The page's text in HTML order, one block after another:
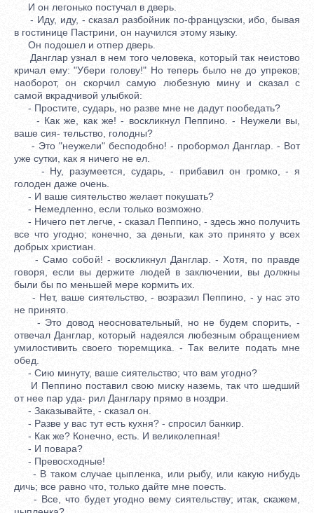
И он легонько постучал в дверь.
- Иду, иду, - сказал разбойник по-французски, ибо, бывая
в гостинице Пастрини, он научился этому языку.
Он подошел и отпер дверь.
Данглар узнал в нем того человека, который так неистово
кричал ему: "Убери голову!" Но теперь было не до упреков;
наоборот, он скорчил самую любезную мину и сказал с
самой вкрадчивой улыбкой:
- Простите, сударь, но разве мне не дадут пообедать?
- Как же, как же! - воскликнул Пеппино. - Неужели вы,
ваше сия- тельство, голодны?
- Это "неужели" бесподобно! - пробормол Данглар. - Вот
уже сутки, как я ничего не ел.
- Ну, разумеется, сударь, - прибавил он громко, - я
голоден даже очень.
- И ваше сиятельство желает покушать?
- Немедленно, если только возможно.
- Ничего пет легче, - сказал Пеппино, - здесь жно получить
все что угодно; конечно, за деньги, как это принято у всех
добрых христиан.
- Само собой! - воскликнул Данглар. - Хотя, по правде
говоря, если вы держите людей в заключении, вы должны
были бы по меньшей мере кормить их.
- Нет, ваше сиятельство, - возразил Пеппино, - у нас это
не принято.
- Это довод неосновательный, но не будем спорить, -
отвечал Данглар, который надеялся любезным обращением
умилостивить своего тюремщика. - Так велите подать мне
обед.
- Сию минуту, ваше сиятельство; что вам угодно?
И Пеппино поставил свою миску наземь, так что шедший
от нее пар уда- рил Данглару прямо в ноздри.
- Заказывайте, - сказал он.
- Разве у вас тут есть кухня? - спросил банкир.
- Как же? Конечно, есть. И великолепная!
- И повара?
- Превосходные!
- В таком случае цыпленка, или рыбу, или какую нибудь
дичь; все равно что, только дайте мне поесть.
- Все, что будет угодно вему сиятельству; итак, скажем,